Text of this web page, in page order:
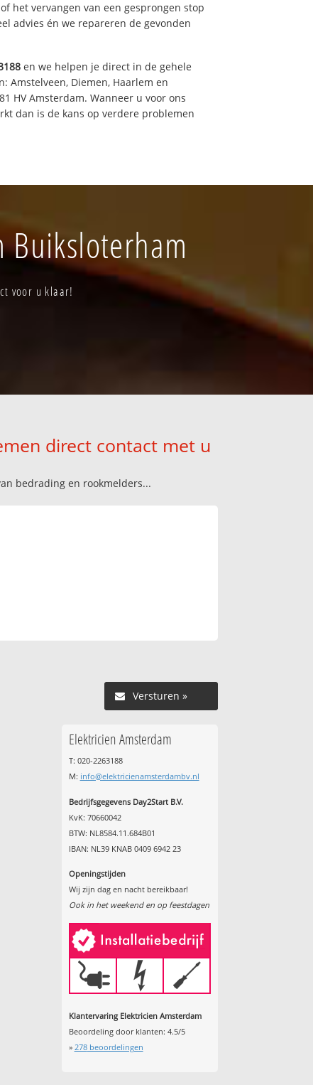
het vervangen van een gesprongen stop
advies én we repareren de gevonden
en we helpen je direct in de gehele
Amstelveen, Diemen, Haarlem en
HV Amsterdam. Wanneer u voor ons
dan is de kans op verdere problemen
voor u klaar!
direct contact met u
bedrading en rookmelders...
Versturen »
Elektricien Amsterdam
T: 020-2263188
M: info@elektricienamsterdambv.nl
Bedrijfsgegevens Day2Start B.V.
KvK: 70660042
BTW: NL8584.11.684B01
IBAN: NL39 KNAB 0409 6942 23
Openingstijden
Wij zijn dag en nacht bereikbaar!
Ook in het weekend en op feestdagen
Klantervaring Elektricien Amsterdam
Beoordeling door klanten: 4.5/5
» 278beoordelingen